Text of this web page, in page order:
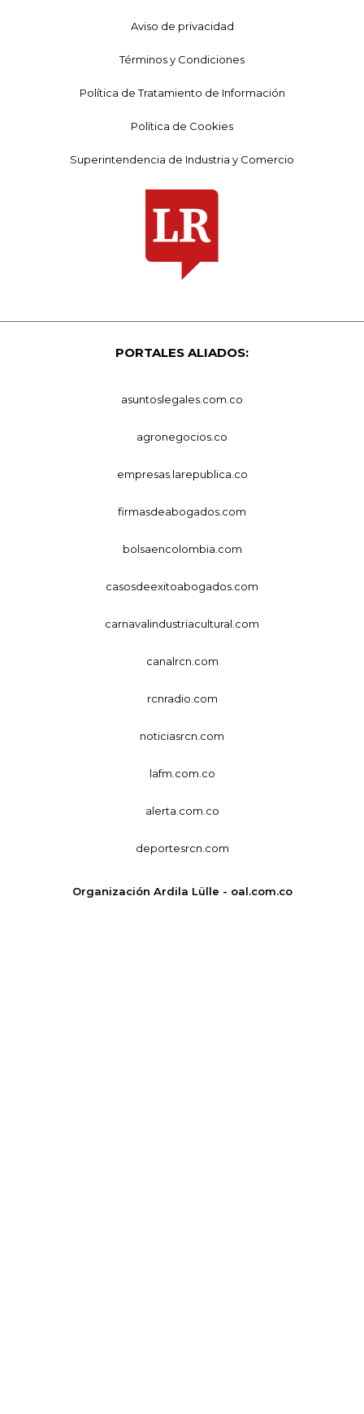
Aviso de privacidad
Términos y Condiciones
Política de Tratamiento de Información
Política de Cookies
Superintendencia de Industria y Comercio
PORTALES ALIADOS:
asuntoslegales.com.co
agronegocios.co
empresas.larepublica.co
firmasdeabogados.com
bolsaencolombia.com
casosdeexitoabogados.com
carnavalindustriacultural.com
canalrcn.com
rcnradio.com
noticiasrcn.com
lafm.com.co
alerta.com.co
deportesrcn.com
Organización Ardila Lülle - oal.com.co